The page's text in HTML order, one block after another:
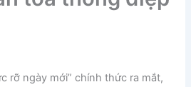
rỡ ngày mới” chính thức ra mắt,